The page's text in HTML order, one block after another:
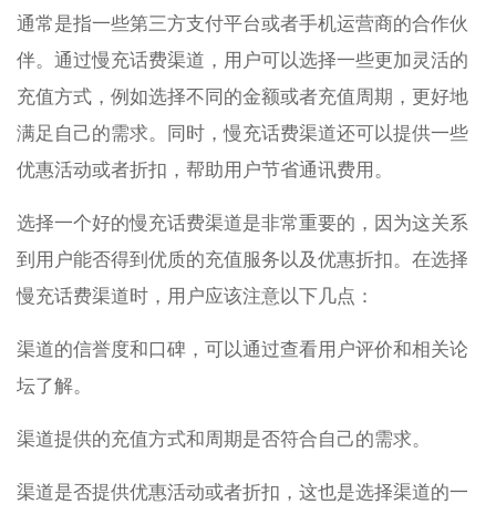
通常是指一些第三方支付平台或者手机运营商的合作伙
伴。通过慢充话费渠道，用户可以选择一些更加灵活的
充值方式，例如选择不同的金额或者充值周期，更好地
满足自己的需求。同时，慢充话费渠道还可以提供一些
优惠活动或者折扣，帮助用户节省通讯费用。
选择一个好的慢充话费渠道是非常重要的，因为这关系
到用户能否得到优质的充值服务以及优惠折扣。在选择
慢充话费渠道时，用户应该注意以下几点：
渠道的信誉度和口碑，可以通过查看用户评价和相关论
坛了解。
渠道提供的充值方式和周期是否符合自己的需求。
渠道是否提供优惠活动或者折扣，这也是选择渠道的一